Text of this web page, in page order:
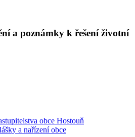
a poznámky k řešení životní
obce Hostouň
a nařízení obce